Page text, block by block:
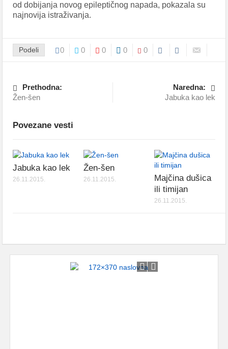
od dobijanja novog epileptičnog napada, pokazala su
najnovija istraživanja.
Podeli 0 0 0 0 0
Prethodna:
Žen-šen
Naredna:
Jabuka kao lek
Povezane vesti
Jabuka kao lek
26.11.2015.
Žen-šen
26.11.2015.
Majčina dušica
ili timijan
26.11.2015.